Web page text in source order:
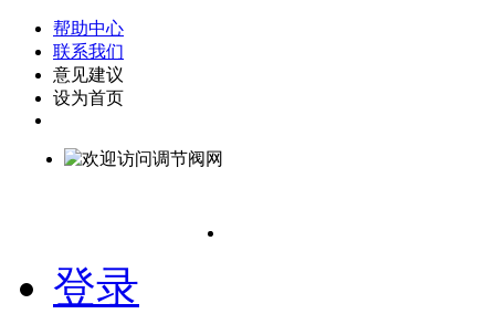
帮助中心
联系我们
意见建议
设为首页
登录